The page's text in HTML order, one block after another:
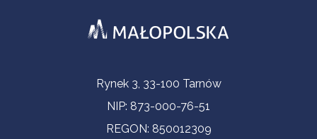
Informacje kontaktoweRynek 3, 33-100 Tarnów
NIP: 873-000-76-51
REGON: 850012309